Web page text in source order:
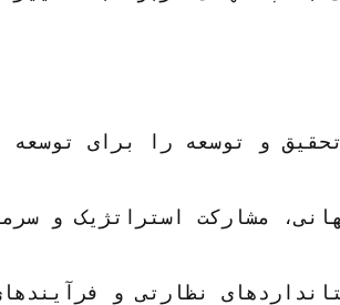
مشارکت استراتژیک و
نظارتی و